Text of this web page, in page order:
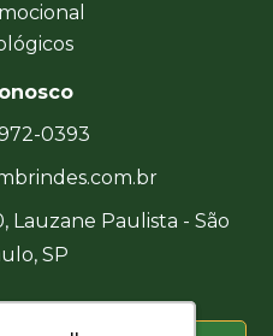
0393
Lauzane Paulista - São
SP